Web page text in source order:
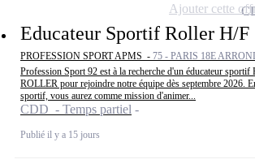
Educateur Sportif Roller H/F
PROFESSION SPORT APMS - 75 - PARIS 18E
Profession Sport 92 est à la recherche d'un éducateur sportif
ROLLER pour rejoindre notre équipe dès septembre 2026.
sportif, vous aurez comme mission d'animer...
CDD - Temps partiel
Publié il y a 15 jours
Ajouter cette